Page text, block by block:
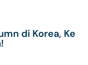
di Korea, Ke